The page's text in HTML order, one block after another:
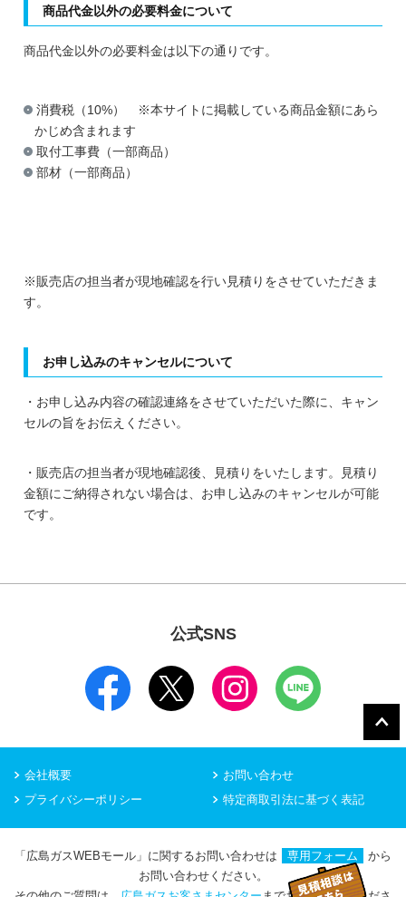
商品代金以外の必要料金について
商品代金以外の必要料金は以下の通りです。
消費税（10%） ※本サイトに掲載している商品金額にあら
かじめ含まれます
取付工事費（一部商品）
部材（一部商品）
※販売店の担当者が現地確認を行い見積りをさせていただきま
す。
お申し込みのキャンセルについて
・お申し込み内容の確認連絡をさせていただいた際に、キャン
セルの旨をお伝えください。
・販売店の担当者が現地確認後、見積りをいたします。見積り
金額にご納得されない場合は、お申し込みのキャンセルが可能
です。
公式SNS
会社概要
お問い合わせ
プライバシーポリシー
特定商取引法に基づく表記
「広島ガスWEBモール」に関するお問い合わせは 専用フォーム
から
お問い合わせください。